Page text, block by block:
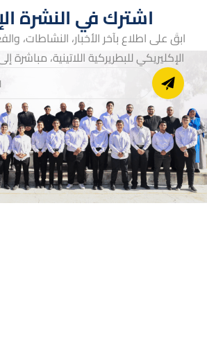
اشترك في النشرة
ابقَ على اطلاع بآخر الأخبار، النشاطات،
الإكليريكي للبطريركية اللاتينية، مباشرة